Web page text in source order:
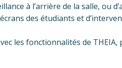
à l’arrière de la salle, ou
des étudiants et
les fonctionnalités de